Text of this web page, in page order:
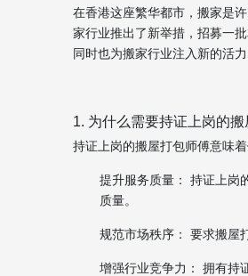
在香港这座繁华都市，搬家是
家行业推出了新举措，招募一
同时也为搬家行业注入新的活力
1. 为什么需要持证上岗的搬
持证上岗的搬屋打包师傅意味
提升服务质量： 持证上岗
质量。
规范市场秩序： 要求搬屋
增强行业竞争力： 拥有持